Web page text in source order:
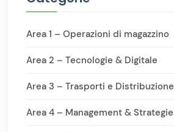
Area 1 – Operazioni di magazzino
Area 2 – Tecnologie & Digitale
Area 3 – Trasporti e Distribuzione
Area 4 – Management & Strategie